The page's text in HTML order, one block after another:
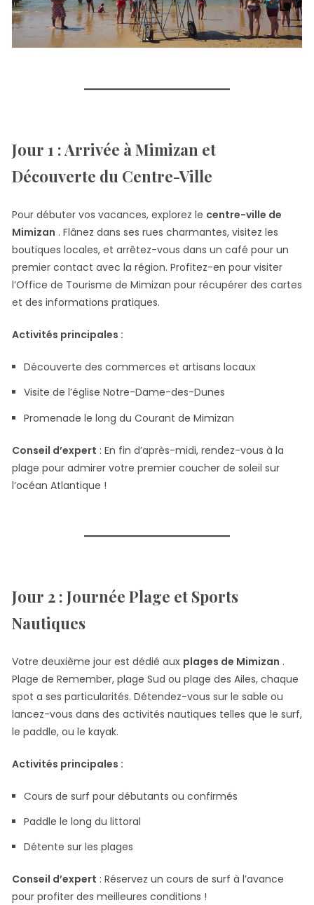
Jour 1 : Arrivée à Mimizan et
Découverte du Centre-Ville
Pour débuter vos vacances, explorez le centre-ville de
Mimizan . Flânez dans ses rues charmantes, visitez les
boutiques locales, et arrêtez-vous dans un café pour un
premier contact avec la région. Profitez-en pour visiter
l’Office de Tourisme de Mimizan pour récupérer des cartes
et des informations pratiques.
Activités principales :
Découverte des commerces et artisans locaux
Visite de l’église Notre-Dame-des-Dunes
Promenade le long du Courant de Mimizan
Conseil d’expert : En fin d’après-midi, rendez-vous à la
plage pour admirer votre premier coucher de soleil sur
l’océan Atlantique !
Jour 2 : Journée Plage et Sports
Nautiques
Votre deuxième jour est dédié aux plages de Mimizan .
Plage de Remember, plage Sud ou plage des Ailes, chaque
spot a ses particularités. Détendez-vous sur le sable ou
lancez-vous dans des activités nautiques telles que le surf,
le paddle, ou le kayak.
Activités principales :
Cours de surf pour débutants ou confirmés
Paddle le long du littoral
Détente sur les plages
Conseil d’expert : Réservez un cours de surf à l’avance
pour profiter des meilleures conditions !